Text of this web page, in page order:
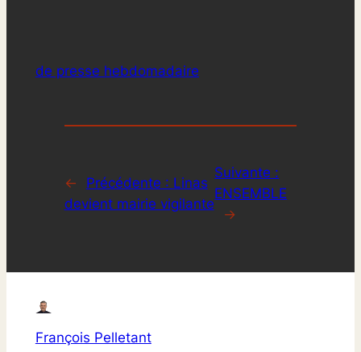
de presse hebdomadaire
← Précédente : Linas
devient mairie vigilante
Suivante :
ENSEMBLE
→
François Pelletant